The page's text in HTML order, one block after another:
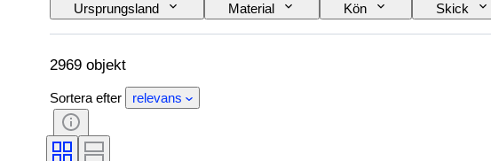
Ursprungsland
Material Kön Skick
Klädstorlek
Slipning Produktstorlek
2969 objekt
Sortera efter relevans